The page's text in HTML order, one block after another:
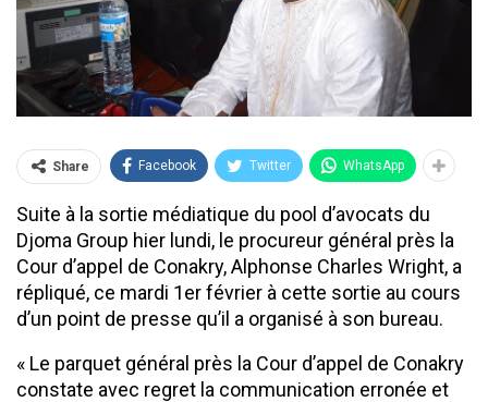
Share Facebook Twitter WhatsApp
Suite à la sortie médiatique du pool d’avocats du
Djoma Group hier lundi, le procureur général près la
Cour d’appel de Conakry, Alphonse Charles Wright, a
répliqué, ce mardi 1er février à cette sortie au cours
d’un point de presse qu’il a organisé à son bureau.
« Le parquet général près la Cour d’appel de Conakry
constate avec regret la communication erronée et